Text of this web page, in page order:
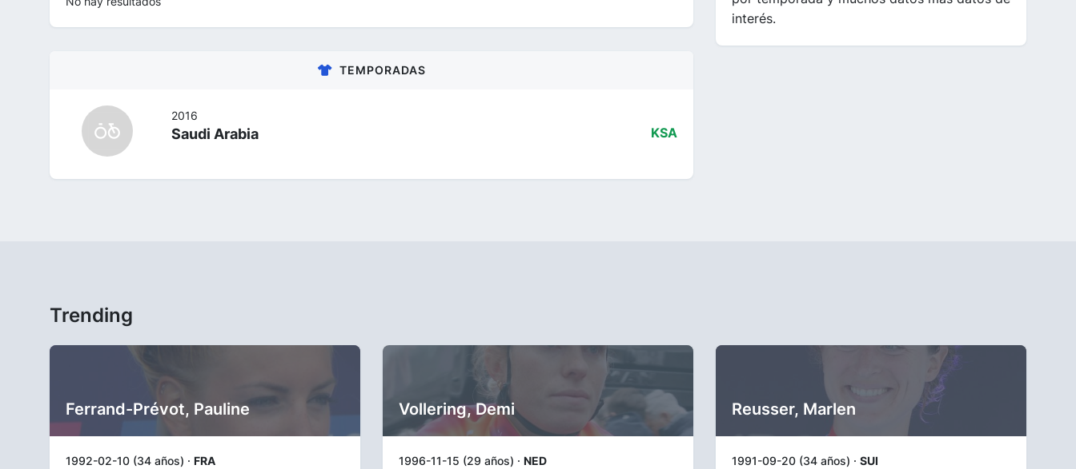
TEMPORADAS
2016
Saudi Arabia KSA
interés.
Trending
Ferrand-Prévot, Pauline
1992-02-10 (34 años) · FRA
Vollering, Demi
1996-11-15 (29 años) · NED
Reusser, Marlen
1991-09-20 (34 años) · SUI